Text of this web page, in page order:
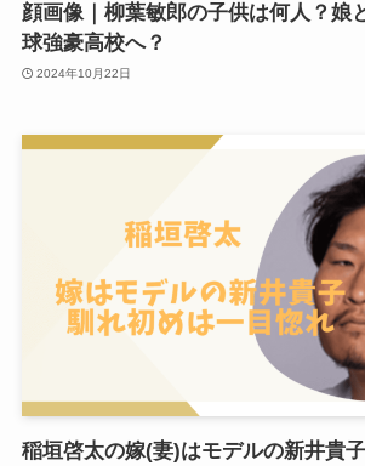
顔画像｜柳葉敏郎の子供は何人？娘
球強豪高校へ？
2024年10月22日
稲垣啓太の嫁(妻)はモデルの新井貴